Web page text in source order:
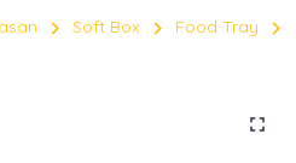
chevron_right Soft Box chevron_right Food Tray chevron_right
fullscreen